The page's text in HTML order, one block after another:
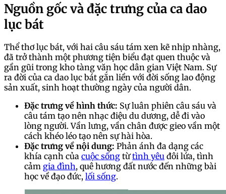
Nguồn gốc và đặc trưng của ca dao
lục bát
Thể thơ lục bát, với hai câu sáu tám xen kẽ nhịp nhàng,
đã trở thành một phương tiện biểu đạt quen thuộc và
gần gũi trong kho tàng văn học dân gian Việt Nam. Sự
ra đời của ca dao lục bát gắn liền với đời sống lao động
sản xuất, sinh hoạt thường ngày của người dân.
Đặc trưng về hình thức: Sự luân phiên câu sáu và
câu tám tạo nên nhạc điệu du dương, dễ đi vào
lòng người. Vần lưng, vần chân được gieo vần một
cách khéo léo tạo nên sự hài hòa.
Đặc trưng về nội dung: Phản ánh đa dạng các
khía cạnh của cuộc sống từtình yêu đôi lứa, tình
cảm gia đình, quê hương đất nước đến những bài
học về đạo đức, lối sống.